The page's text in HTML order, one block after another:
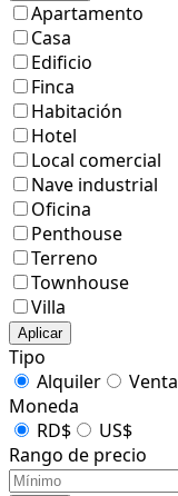
Apartamento
Casa
Edificio
Finca
Habitación
Hotel
Local comercial
Nave industrial
Oficina
Penthouse
Terreno
Townhouse
Villa
Aplicar
Tipo
Alquiler
Venta
Moneda
RD$
US$
Rango de precio